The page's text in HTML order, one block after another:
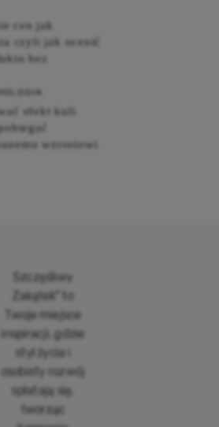
cen jak
czyli jak ocenić
bez
efekt kuli
wzrostowi
Szczęśliwy
Zakątek" to
Twoje miejsce
inspiracji, gdzie
styl życia i
osobisty rozwój
splatają się,
tworząc